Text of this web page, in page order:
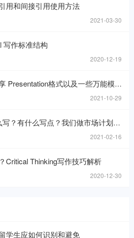
用和间接引用使用方法
2021-03-30
写作标准结构
2020-12-19
格式以及一些万能模板句分享
2021-10-29
什么写点？我们做市场计划的目的是什么呢？
2021-02-16
Critical Thinking写作技巧解析
2020-12-30
学生应如何识别和避免